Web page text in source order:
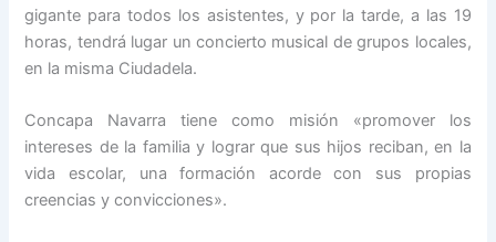
gigante para todos los asistentes, y por la tarde, a las 19
horas, tendrá lugar un concierto musical de grupos locales,
en la misma Ciudadela.
Concapa Navarra tiene como misión «promover los
intereses de la familia y lograr que sus hijos reciban, en la
vida escolar, una formación acorde con sus propias
creencias y convicciones».